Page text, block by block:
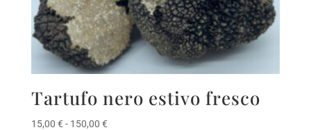
Tartufo nero estivo fresco
15,00 € - 150,00 €Fascia